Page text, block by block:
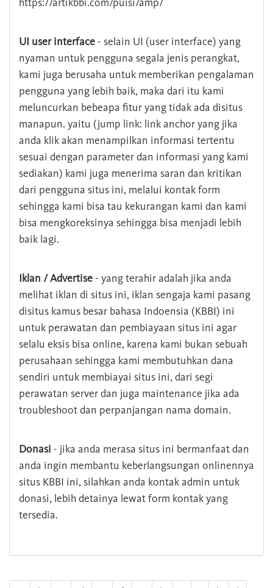
UI user interface - selain UI (user interface) yang
nyaman untuk pengguna segala jenis perangkat,
kami juga berusaha untuk memberikan pengalaman
pengguna yang lebih baik, maka dari itu kami
meluncurkan bebeapa fitur yang tidak ada disitus
manapun. yaitu (jump link: link anchor yang jika
anda klik akan menampilkan informasi tertentu
sesuai dengan parameter dan informasi yang kami
sediakan) kami juga menerima saran dan kritikan
dari pengguna situs ini, melalui kontak form
sehingga kami bisa tau kekurangan kami dan kami
bisa mengkoreksinya sehingga bisa menjadi lebih
baik lagi.
Iklan / Advertise - yang terahir adalah jika anda
melihat iklan di situs ini, iklan sengaja kami pasang
disitus kamus besar bahasa Indoensia (KBBI) ini
untuk perawatan dan pembiayaan situs ini agar
selalu eksis bisa online, karena kami bukan sebuah
perusahaan sehingga kami membutuhkan dana
sendiri untuk membiayai situs ini, dari segi
perawatan server dan juga maintenance jika ada
troubleshoot dan perpanjangan nama domain.
Donasi - jika anda merasa situs ini bermanfaat dan
anda ingin membantu keberlangsungan onlinennya
situs KBBI ini, silahkan anda kontak admin untuk
donasi, lebih detainya lewat form kontak yang
tersedia.